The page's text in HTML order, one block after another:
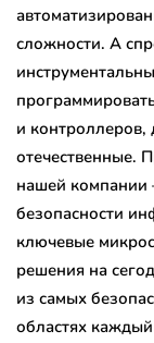
сложности. А
и контроллеров,
отечественные.
нашей компании
безопасности
ключевые
решения на
из самых
областях